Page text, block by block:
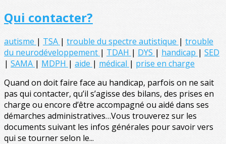
Qui contacter?
autisme | TSA | trouble du spectre autistique | trouble
du neurodéveloppement | TDAH | DYS | handicap | SED
| SAMA | MDPH | aide | médical | prise en charge
Quand on doit faire face au handicap, parfois on ne sait
pas qui contacter, qu’il s’agisse des bilans, des prises en
charge ou encore d’être accompagné ou aidé dans ses
démarches administratives…Vous trouverez sur les
documents suivant les infos générales pour savoir vers
qui se tourner selon le...